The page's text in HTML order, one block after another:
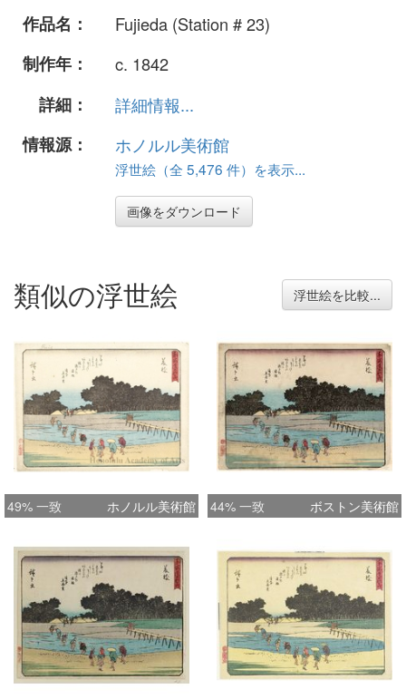
作品名：
Fujieda (Station # 23)
制作年：
c. 1842
詳細：
詳細情報...
情報源：
ホノルル美術館
浮世絵（全 5,476 件）を表示...
画像をダウンロード
類似の浮世絵 浮世絵を比較...
49% 一致 ホノルル美術館 44% 一致 ボストン美術館